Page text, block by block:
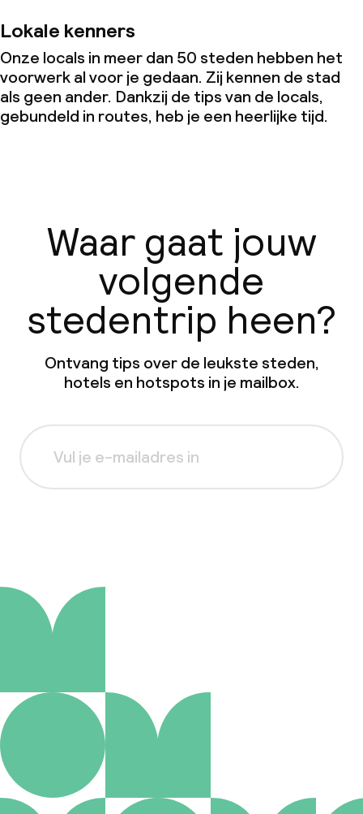
Lokale kenners
Onze locals in meer dan 50 steden hebben het
voorwerk al voor je gedaan. Zij kennen de stad
als geen ander. Dankzij de tips van de locals,
gebundeld in routes, heb je een heerlijke tijd.
Waar gaat jouw
volgende
stedentrip heen?
Ontvang tips over de leukste steden,
hotels en hotspots in je mailbox.